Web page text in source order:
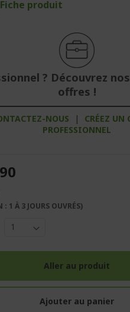
Fiche produit
? Découvrez
offres !
NOUS |
CRÉEZ UN
PROFESSIONNEL
1 À 3 JOURS OUVRÉS)
Aller au produit
Ajouter au panier